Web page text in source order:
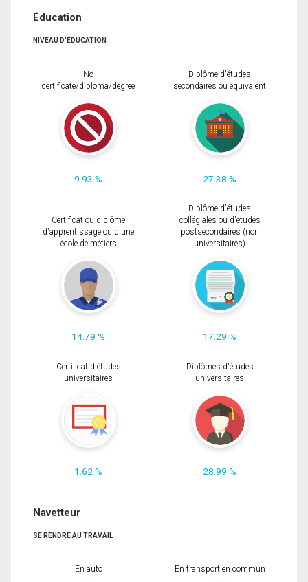
Éducation
NIVEAU D'ÉDUCATION
No
certificate/diploma/degree
9.93 %
Diplôme d'études
secondaires ou équivalent
27.38 %
Certificat ou diplôme
d'apprentissage ou d'une
école de métiers
14.79 %
Diplôme d'études
collégiales ou d'études
postsecondaires (non
universitaires)
17.29 %
Certificat d'études
universitaires
1.62 %
Diplômes d'études
universitaires
28.99 %
Navetteur
SE RENDRE AU TRAVAIL
En auto En transport en commun